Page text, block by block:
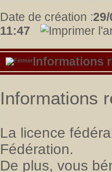
Date de création :
11:47
Informations
Informations
La licence
Fédération.
De plus, vous